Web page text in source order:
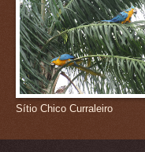
Sítio Chico Curraleiro